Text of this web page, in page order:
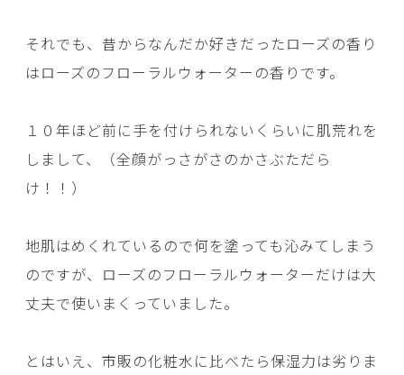
それでも、昔からなんだか好きだったローズの香り
はローズのフローラルウォーターの香りです。
１０年ほど前に手を付けられないくらいに肌荒れを
しまして、（全顔がっさがさのかさぶただら
け！！）
地肌はめくれているので何を塗っても沁みてしまう
のですが、ローズのフローラルウォーターだけは大
丈夫で使いまくっていました。
とはいえ、市販の化粧水に比べたら保湿力は劣りま